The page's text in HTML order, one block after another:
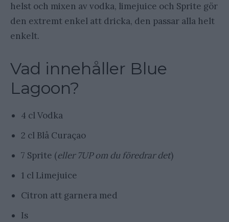
helst och mixen av vodka, limejuice och Sprite gör
den extremt enkel att dricka, den passar alla helt
enkelt.
Vad innehåller Blue
Lagoon?
4 cl Vodka
2 cl Blå Curaçao
7 Sprite (eller 7UP om du föredrar det)
1 cl Limejuice
Citron att garnera med
Is